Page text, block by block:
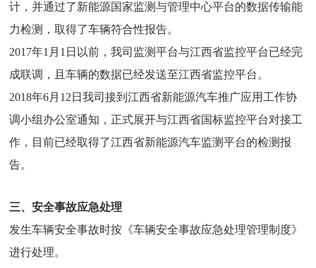
计，并通过了新能源国家监测与管理中心平台的数据传输能
力检测，取得了车辆符合性报告。
2017年1月1日以前，我司监测平台与江西省监控平台已经完
成联调，且车辆的数据已经发送至江西省监控平台。
2018年6月12日我司接到江西省新能源汽车推广应用工作协
调小组办公室通知，正式展开与江西省国标监控平台对接工
作，目前已经取得了江西省新能源汽车监测平台的检测报
告。
三、安全事故应急处理
发生车辆安全事故时按《车辆安全事故应急处理管理制度》
进行处理。